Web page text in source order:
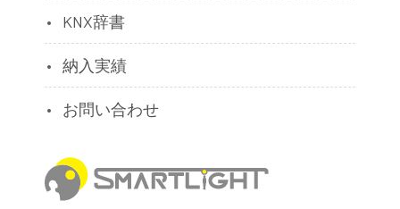
KNX辞書
納入実績
お問い合わせ